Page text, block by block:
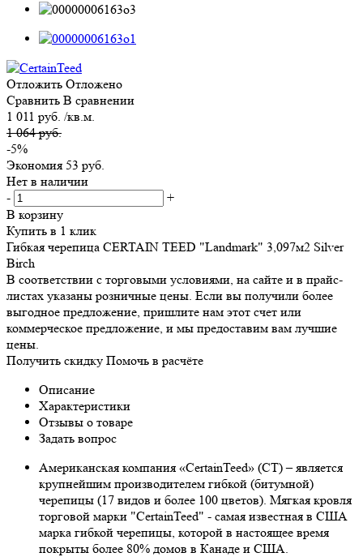
Отложить Отложено
Сравнить В сравнении
1 011 руб. /кв.м.
1 064 руб.
-5%
Экономия 53 руб.
Нет в наличии
-
+
В корзину
Купить в 1 клик
Гибкая черепица CERTAIN TEED "Landmark" 3,097м2 Silver
Birch
В соответствии с торговыми условиями, на сайте и в прайс-
листах указаны розничные цены. Если вы получили более
выгодное предложение, пришлите нам этот счет или
коммерческое предложение, и мы предоставим вам лучшие
цены.
Получить скидку Помочь в расчёте
Описание
Характеристики
Отзывы о товаре
Задать вопрос
Американская компания «CertainTeed» (CT) – является
крупнейшим производителем гибкой (битумной)
черепицы (17 видов и более 100 цветов). Мягкая кровля
торговой марки "CertainTeed" - самая известная в США
марка гибкой черепицы, которой в настоящее время
покрыты более 80% домов в Канаде и США.